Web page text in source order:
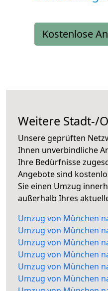
Kostenlose
Weitere Stadt-/
Unsere geprüften
Ihnen unverbindliche
Ihre Bedürfnisse
Angebote sind
Sie einen Umzug
außerhalb Ihres
Umzug von München
Umzug von München
Umzug von München
Umzug von München
Umzug von München
Umzug von München